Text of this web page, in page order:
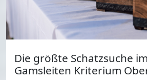
Die größte Schatzsuche
Gamsleiten Kriterium